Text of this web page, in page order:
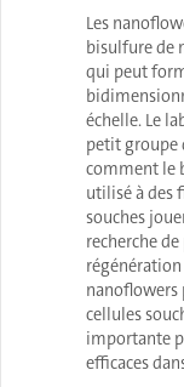
Les
bisulfure de
qui peut
échelle. Le
petit groupe
comment le
utilisé à des
souches
recherche
régénération
nanoflowers
cellules
importante
efficaces